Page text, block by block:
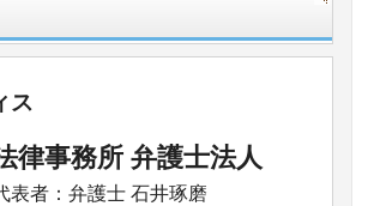
ス
律事務所 弁護士法人
表者：弁護士 石井琢磨